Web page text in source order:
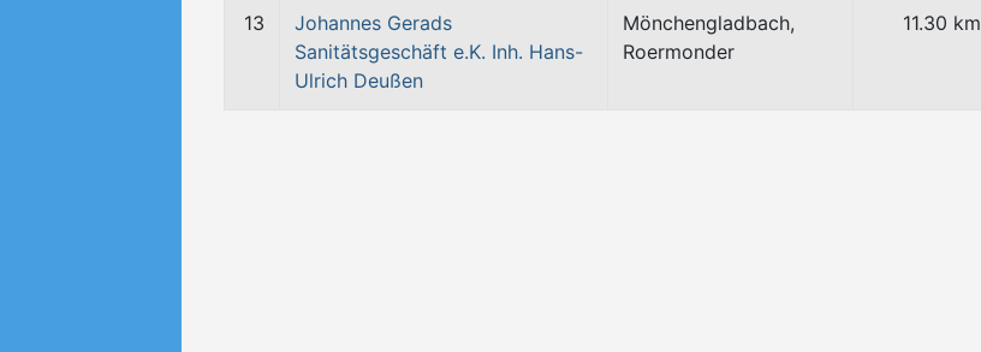
13
Johannes Gerads
Sanitätsgeschäft e.K. Inh. Hans-
Ulrich Deußen
Mönchengladbach,
Roermonder
11.30 km